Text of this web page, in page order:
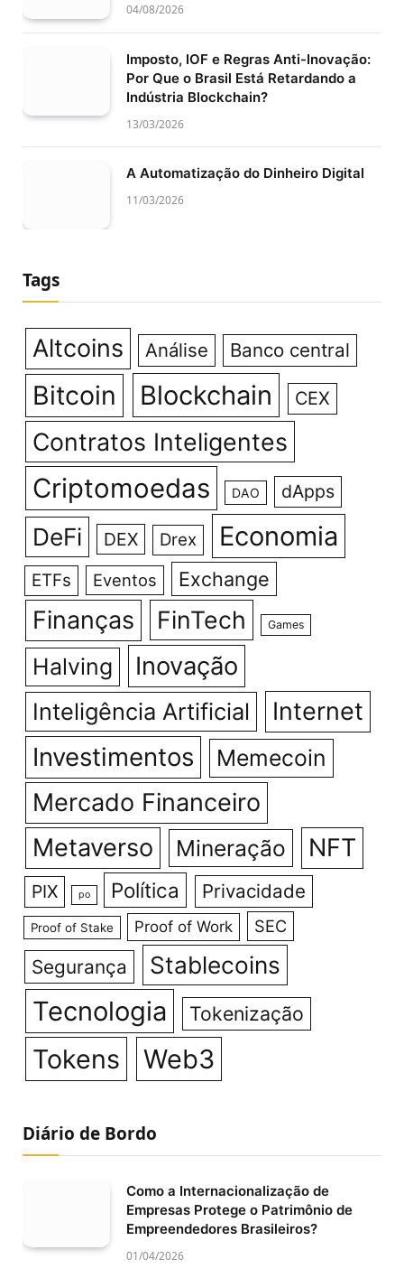
04/08/2026
Imposto, IOF e Regras Anti-Inovação:
Por Que o Brasil Está Retardando a
Indústria Blockchain?
13/03/2026
A Automatização do Dinheiro Digital
11/03/2026
Tags
Altcoins Análise Banco central
Bitcoin Blockchain CEX
Contratos Inteligentes
Criptomoedas DAO dApps
DeFi DEX Drex Economia
ETFs Eventos Exchange
Finanças FinTech Games
Halving Inovação
Inteligência Artificial Internet
Investimentos Memecoin
Mercado Financeiro
Metaverso
Mineração NFT
PIX po Política Privacidade
Proof of Stake Proof of Work SEC
Segurança Stablecoins
Tecnologia Tokenização
Tokens Web3
Diário de Bordo
Como a Internacionalização de
Empresas Protege o Patrimônio de
Empreendedores Brasileiros?
01/04/2026